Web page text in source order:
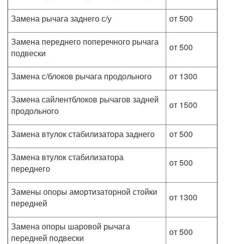
Замена рычага заднего с/у
от 500
Замена переднего поперечного рычага
подвески
от 500
Замена с/блоков рычага продольного
от 1300
Замена сайлентблоков рычагов задней
продольного
от 1500
Замена втулок стабилизатора заднего
от 500
Замена втулок стабилизатора
переднего
от 500
Замены опоры амортизаторной стойки
передней
от 1300
Замена опоры шаровой рычага
передней подвески
от 500